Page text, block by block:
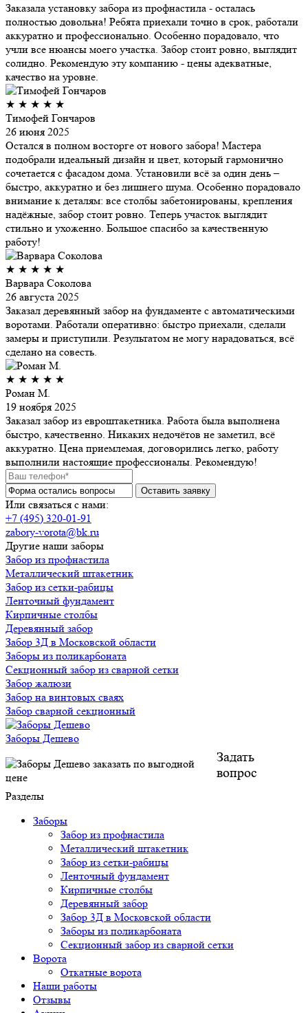
Заказала установку забора из профнастила - осталась
полностью довольна! Ребята приехали точно в срок, работали
аккуратно и профессионально. Особенно порадовало, что
учли все нюансы моего участка. Забор стоит ровно, выглядит
солидно. Рекомендую эту компанию - цены адекватные,
качество на уровне.
★ ★ ★ ★ ★
Тимофей Гончаров
26 июня 2025
Остался в полном восторге от нового забора! Мастера
подобрали идеальный дизайн и цвет, который гармонично
сочетается с фасадом дома. Установили всё за один день –
быстро, аккуратно и без лишнего шума. Особенно порадовало
внимание к деталям: все столбы забетонированы, крепления
надёжные, забор стоит ровно. Теперь участок выглядит
стильно и ухоженно. Большое спасибо за качественную
работу!
★ ★ ★ ★ ★
Варвара Соколова
26 августа 2025
Заказал деревянный забор на фундаменте с автоматическими
воротами. Работали оперативно: быстро приехали, сделали
замеры и приступили. Результатом не могу нарадоваться, всё
сделано на совесть.
★ ★ ★ ★ ★
Роман М.
19 ноября 2025
Заказал забор из евроштакетника. Работа была выполнена
быстро, качественно. Никаких недочётов не заметил, всё
аккуратно. Цена приемлемая, договорились легко, работу
выполнили настоящие профессионалы. Рекомендую!
Или связаться с нами:
+7 (495) 320-01-91
zabory-vorota@bk.ru
Другие наши заборы
Забор из профнастила
Металлический штакетник
Забор из сетки-рабицы
Ленточный фундамент
Кирпичные столбы
Деревянный забор
Забор 3Д в Московской области
Заборы из поликарбоната
Секционный забор из сварной сетки
Забор жалюзи
Забор на винтовых сваях
Забор сварной секционный
Заборы Дешево
Задать
вопрос
Разделы
Заборы
Забор из профнастила
Металлический штакетник
Забор из сетки-рабицы
Ленточный фундамент
Кирпичные столбы
Деревянный забор
Забор 3Д в Московской области
Заборы из поликарбоната
Секционный забор из сварной сетки
Ворота
Откатные ворота
Наши работы
Отзывы